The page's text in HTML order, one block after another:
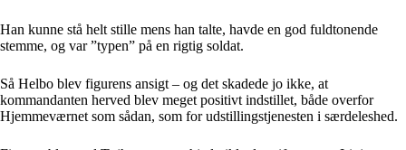
Han kunne stå helt stille mens han talte, havde en god fuldtonende
stemme, og var ”typen” på en rigtig soldat.
Så Helbo blev figurens ansigt – og det skadede jo ikke, at
kommandanten herved blev meget positivt indstillet, både overfor
Hjemmeværnet som sådan, som for udstillingstjenesten i særdeleshed.